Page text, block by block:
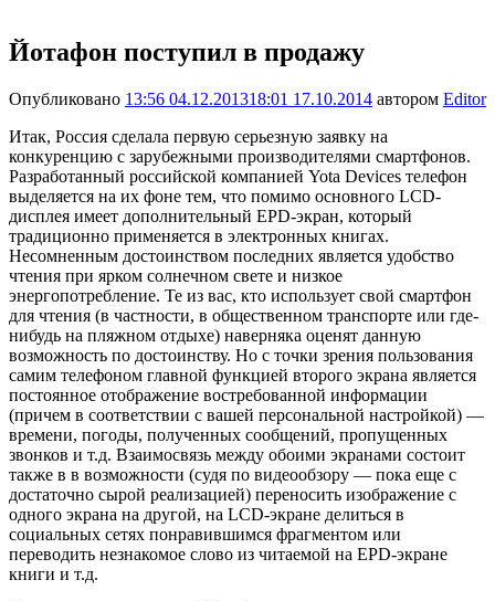
Йотафон поступил в продажу
Опубликовано 13:56 04.12.201318:01 17.10.2014 автором Editor
Итак, Россия сделала первую серьезную заявку на
конкуренцию с зарубежными производителями смартфонов.
Разработанный российской компанией Yota Devices телефон
выделяется на их фоне тем, что помимо основного LCD-
дисплея имеет дополнительный EPD-экран, который
традиционно применяется в электронных книгах.
Несомненным достоинством последних является удобство
чтения при ярком солнечном свете и низкое
энергопотребление. Те из вас, кто использует свой смартфон
для чтения (в частности, в общественном транспорте или где-
нибудь на пляжном отдыхе) наверняка оценят данную
возможность по достоинству. Но с точки зрения пользования
самим телефоном главной функцией второго экрана является
постоянное отображение востребованной информации
(причем в соответствии с вашей персональной настройкой) —
времени, погоды, полученных сообщений, пропущенных
звонков и т.д. Взаимосвязь между обоими экранами состоит
также в в возможности (судя по видеообзору — пока еще с
достаточно сырой реализацией) переносить изображение с
одного экрана на другой, на LCD-экране делиться в
социальных сетях понравившимся фрагментом или
переводить незнакомое слово из читаемой на EPD-экране
книги и т.д.